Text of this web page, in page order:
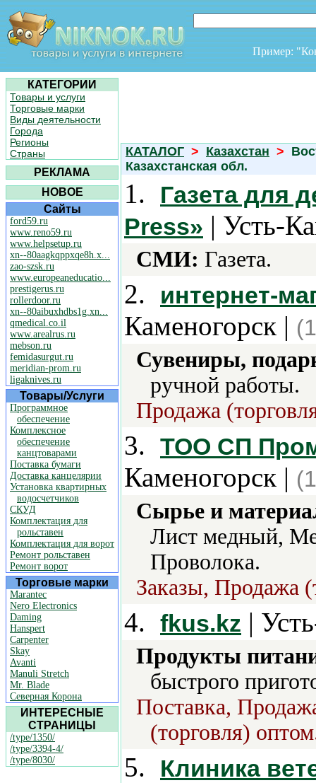
Пример:
КАТЕГОРИИ
Товары и услуги
Торговые марки
Виды деятельности
Города
Регионы
Страны
РЕКЛАМА
НОВОЕ
Сайты
ford59.ru
www.reno59.ru
www.helpsetup.ru
xn--80aagkqppxqe8h.x...
zao-szsk.ru
www.europeaneducatio...
prestigerus.ru
rollerdoor.ru
xn--80aibuxhdbs1g.xn...
qmedical.co.il
www.arealrus.ru
mebson.ru
femidasurgut.ru
meridian-prom.ru
ligaknives.ru
Товары/Услуги
Программное
обеспечение
Комплексное
обеспечение
канцтоварами
Поставка бумаги
Доставка канцелярии
Установка квартирных
водосчетчиков
СКУД
Комплектация для
рольставен
Комплектация для ворот
Ремонт рольставен
Ремонт ворот
Торговые марки
Marantec
Nero Electronics
Daming
Hanspert
Carpenter
Skay
Avanti
Manuli Stretch
Mr. Blade
Северная Корона
ИНТЕРЕСНЫЕ
СТРАНИЦЫ
/type/1350/
/type/3394-4/
/type/8030/
КАТАЛОГ > Казахстан >
Казахстанская обл.
1.
Газета для
Press» | Усть-
СМИ: Газета.
2. интернет-
Каменогорск |
Сувениры,
ручной работы.
Продажа
3. ТОО СП
Каменогорск |
Сырье и
Лист медный,
Проволока.
Заказы, Продажа
4. fkus.kz |
Продукты
быстрого
Поставка,
(торговля)
5.
Клиника